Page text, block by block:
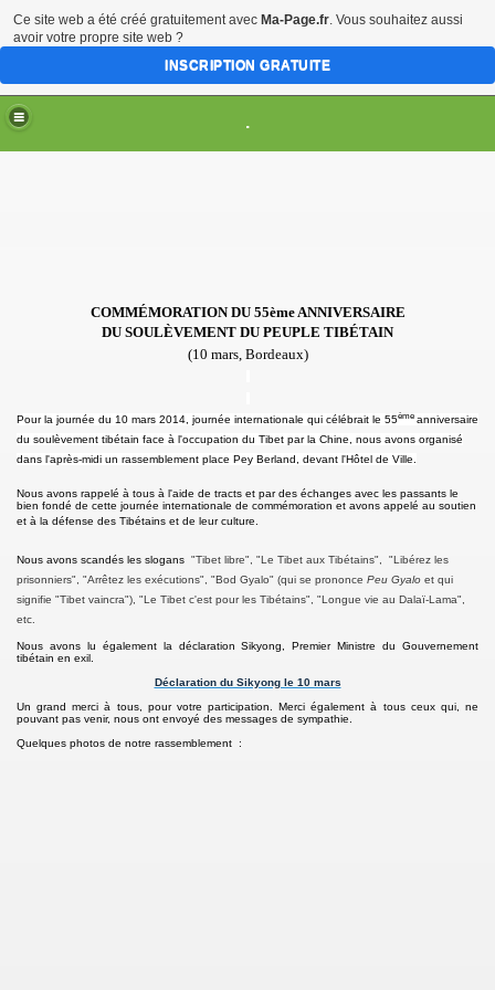
.
COMMÉMORATION DU 55ème ANNIVERSAIRE
DU SOULÈVEMENT DU PEUPLE TIBÉTAIN
(10 mars, Bordeaux)
Pour la journée du 10 mars 2014, journée internationale qui célébrait le 55ème anniversaire
du soulèvement tibétain face à l'occupation du Tibet par la Chine, nous avons organisé
dans l'après-midi un rassemblement place Pey Berland, devant l'Hôtel de Ville.
Nous avons rappelé à tous à l'aide de tracts et par des échanges avec les passants le
bien fondé de cette journée internationale de commémoration et avons appelé au soutien
et à la défense des Tibétains et de leur culture.
Nous avons scandés les slogans "Tibet libre", "Le Tibet aux Tibétains", "Libérez les
prisonniers", "Arrêtez les exécutions", "Bod Gyalo" (qui se prononce Peu Gyalo et qui
signifie "Tibet vaincra"), "Le Tibet c'est pour les Tibétains", "Longue vie au Dalaï-Lama",
etc
Nous avons lu également la déclaration Sikyong, Premier Ministre du Gouvernement
tibétain en exil.
Déclaration du Sikyong le 10 mars
Un grand merci à tous, pour votre participation. Merci également à tous ceux qui, ne
pouvant pas venir, nous ont envoyé des messages de sympathie.
Quelques photos de notre rassemblement :
2016, Bordeaux))
livre du Dalaï-lama (17 novembre 2016, Bordeaux)
(3 juillet 2016, Bordeaux)
(9-20 janvier 2016, Bordeaux)
rendu)
Ce site web a été créé gratuitement avec Ma-Page.fr. Vous souhaitez aussi
avoir votre propre site web ?
INSCRIPTION GRATUITE